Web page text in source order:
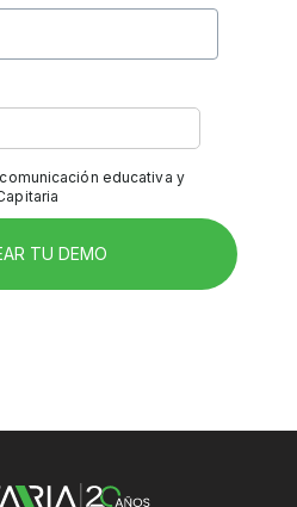
educativa y
TU DEMO